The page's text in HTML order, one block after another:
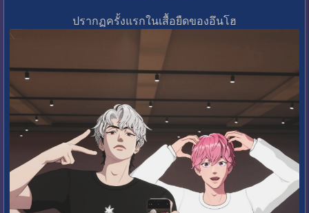
ปรากฏครั้งแรกในเสื้อยืดของอึนโฮ